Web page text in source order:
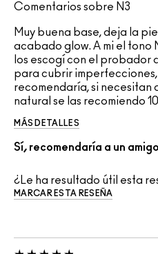
Comentarios sobre N3
Muy buena base, deja la
acabado glow. A mi el tono
los escogí con el probador
para cubrir
recomendaría, si necesitan
natural se las recomiendo
MÁS DETALLES
Sí, recomendaría a un amigo
¿Le ha resultado útil esta
MARCAR ESTA RESEÑA